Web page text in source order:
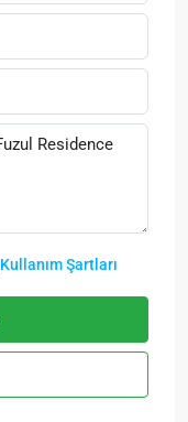
Kullanım Şartları